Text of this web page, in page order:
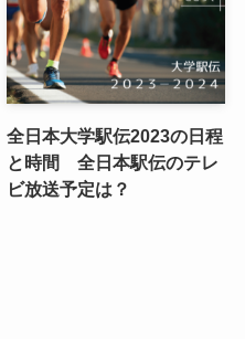
全日本大学駅伝2023の日程
と時間 全日本駅伝のテレ
ビ放送予定は？